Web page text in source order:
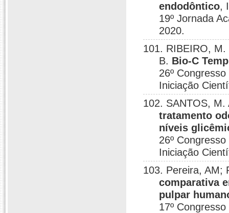
endodôntico,
19º Jornada
2020.
101. RIBEIRO,
B. Bio-C
26º
Iniciação
102. SANTOS,
tratamento
níveis
26º
Iniciação
103. Pereira, AM;
comparativa
pulpar
17º